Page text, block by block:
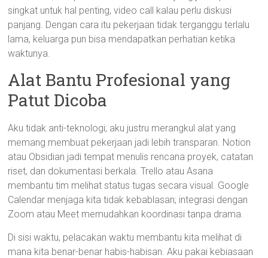
singkat untuk hal penting, video call kalau perlu diskusi
panjang. Dengan cara itu pekerjaan tidak terganggu terlalu
lama, keluarga pun bisa mendapatkan perhatian ketika
waktunya.
Alat Bantu Profesional yang
Patut Dicoba
Aku tidak anti-teknologi; aku justru merangkul alat yang
memang membuat pekerjaan jadi lebih transparan. Notion
atau Obsidian jadi tempat menulis rencana proyek, catatan
riset, dan dokumentasi berkala. Trello atau Asana
membantu tim melihat status tugas secara visual. Google
Calendar menjaga kita tidak kebablasan; integrasi dengan
Zoom atau Meet memudahkan koordinasi tanpa drama.
Di sisi waktu, pelacakan waktu membantu kita melihat di
mana kita benar-benar habis-habisan. Aku pakai kebiasaan